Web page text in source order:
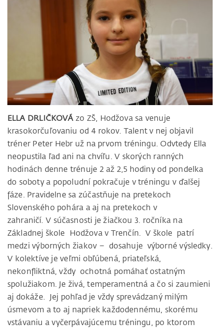
ELLA DRLIČKOVÁ zo ZŠ, Hodžova sa venuje
krasokorčuľovaniu od 4 rokov. Talent v nej objavil
tréner Peter Hebr už na prvom tréningu. Odvtedy Ella
neopustila ľad ani na chvíľu. V skorých ranných
hodinách denne trénuje 2 až 2,5 hodiny od pondelka
do soboty a popoludní pokračuje v tréningu v ďalšej
fáze. Pravidelne sa zúčastňuje na pretekoch
Slovenského pohára a aj na pretekoch v
zahraničí. V súčasnosti je žiačkou 3. ročníka na
Základnej škole Hodžova v Trenčín. V škole patrí
medzi výborných žiakov – dosahuje výborné výsledky.
V kolektíve je veľmi obľúbená, priateľská,
nekonfliktná, vždy ochotná pomáhať ostatným
spolužiakom. Je živá, temperamentná a čo si zaumieni
aj dokáže. Jej pohľad je vždy sprevádzaný milým
úsmevom a to aj napriek každodennému, skorému
vstávaniu a vyčerpávajúcemu tréningu, po ktorom